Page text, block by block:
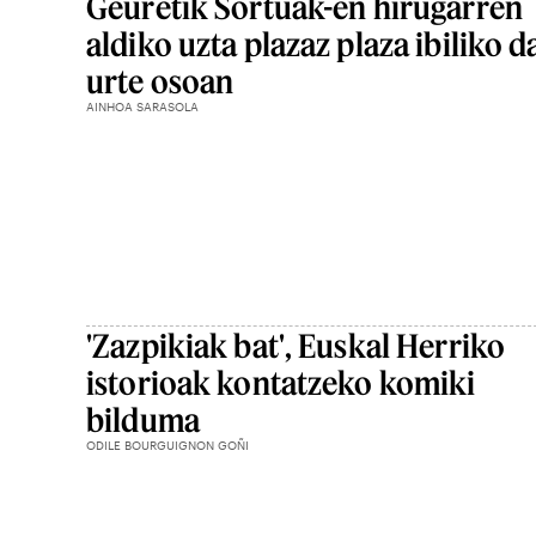
aldiko uzta plazaz plaza ibiliko
urte osoan
AINHOA SARASOLA
'Zazpikiak bat', Euskal Herriko
istorioak kontatzeko komiki
bilduma
ODILE BOURGUIGNON GOÑI